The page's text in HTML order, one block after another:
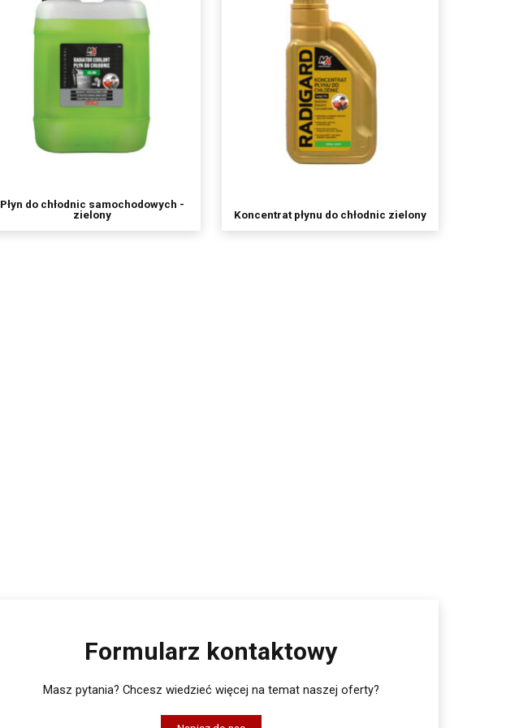
Płyn do chłodnic samochodowych -
zielony
Koncentrat płynu do chłodnic zielony
Formularz kontaktowy
Masz pytania? Chcesz wiedzieć więcej na temat naszej oferty?